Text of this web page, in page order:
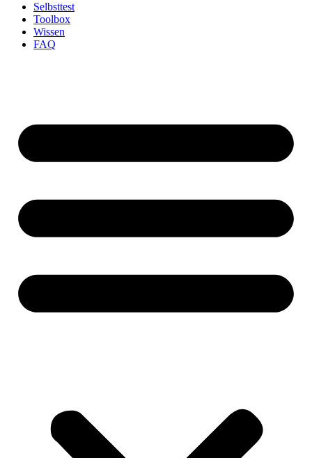
Selbsttest
Toolbox
Wissen
FAQ